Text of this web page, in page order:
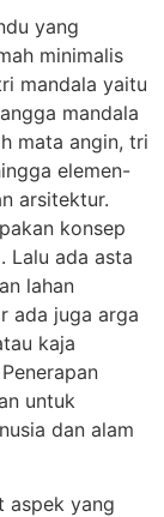
yang
minimalis
mandala yaitu
mandala
mata angin, tri
elemen-
arsitektur.
konsep
Lalu ada asta
lahan
ada juga arga
kaja
untuk
dan alam
aspek yang